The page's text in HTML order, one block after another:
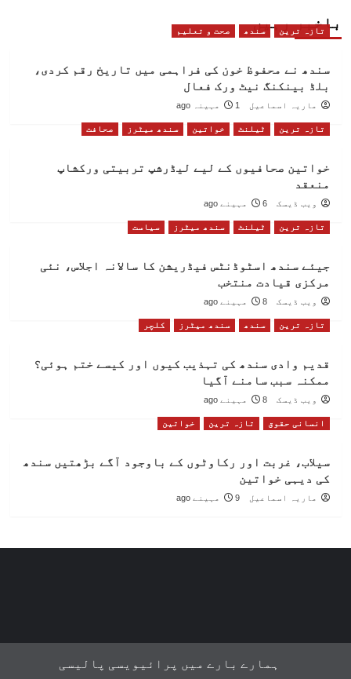
باخبر رہیں
تازہ ترین سندھ صحت و تعلیم
سندھ نے محفوظ خون کی فراہمی میں تاریخ رقم کردی،
بلڈ بینکنگ نیٹ ورک فعال
ماریہ اسماعیل 1 مہینہ ago
تازہ ترین ٹیلنٹ خواتین سندھ میٹرز صحافت
خواتین صحافیوں کے لیے لیڈرشپ تربیتی ورکشاپ
منعقد
ویب ڈیسک 6 مہینے ago
تازہ ترین ٹیلنٹ سندھ میٹرز سیاست
جیئے سندھ اسٹوڈنٹس فیڈریشن کا سالانہ اجلاس، نئی
مرکزی قیادت منتخب
ویب ڈیسک 8 مہینے ago
تازہ ترین سندھ سندھ میٹرز کلچر
قدیم وادی سندھ کی تہذیب کیوں اور کیسے ختم ہوئی؟
ممکنہ سبب سامنے آگیا
ویب ڈیسک 8 مہینے ago
انسانی حقوق تازہ ترین خواتین
سیلاب، غربت اور رکاوٹوں کے باوجود آگے بڑھتیں سندھ
کی دیہی خواتین
ماریہ اسماعیل 9 مہینے ago
ہمارے بارے میں پرائیویسی پالیسی